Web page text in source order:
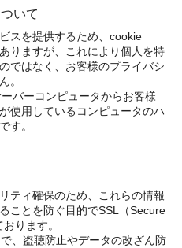
いて
スを提供するため、cookie
りますが、これにより個人を特
ではなく、お客様のプライバシ
。
バーコンピュータからお客様
使用しているコンピュータのハ
す。
ティ確保のため、これらの情報
ことを防ぐ目的でSSL（Secure
ります。
、盗聴防止やデータの改ざん防